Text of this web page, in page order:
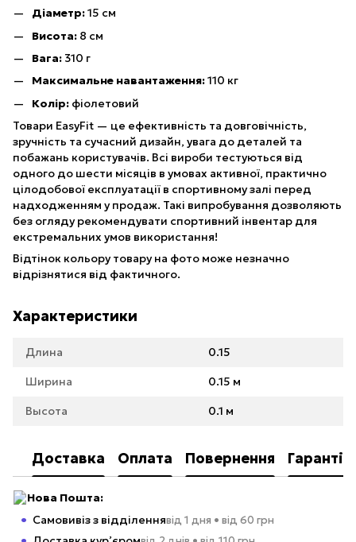
Діаметр:15 см
Висота: 8 см
Вага: 310 г
Максимальне навантаження:110 кг
Колір: фіолетовий
Товари EasyFit — це ефективність та довговічність,
зручність та сучасний дизайн, увага до деталей та
побажань користувачів. Всі вироби тестуються від
одного до шести місяців в умовах активної, практично
цілодобової експлуатації в спортивному залі перед
надходженням у продаж. Такі випробування дозволяють
без огляду рекомендувати спортивний інвентар для
екстремальних умов використання!
Відтінок кольору товару на фото може незначно
відрізнятися від фактичного.
Характеристики
Длина 0.15
Ширина 0.15 м
Высота 0.1 м
Доставка Оплата Повернення Гарантія
Нова Пошта:
Самовивіз з відділеннявід 1 дня • від 60 грн